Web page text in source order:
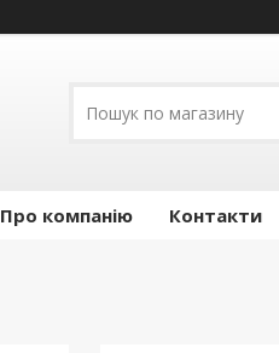
Про компанію Контакти